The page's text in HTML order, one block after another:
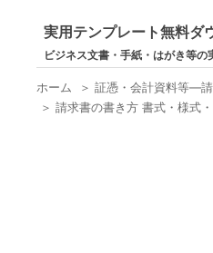
実用テンプレート無料ダ
ビジネス文書・手紙・はがき等
ホーム ＞証憑・会計資料等―請
＞請求書の書き方 書式・様式